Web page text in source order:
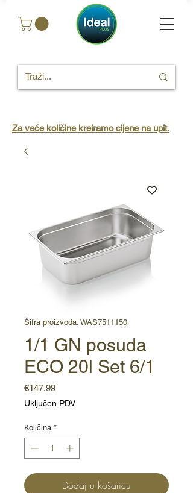
Za veće količine kreiramo cijene na upit.
Šifra proizvoda: WAS7511150
1/1 GN posuda
ECO 20l Set 6/1
€147.99Cijena
Uključen PDV
Količina *
Dodaj u košaricu